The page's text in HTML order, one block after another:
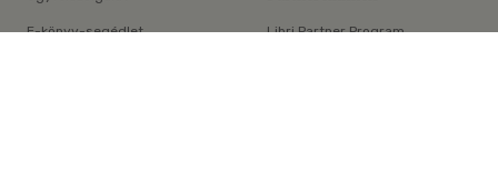
×
E-könyv-segédlet Libri Partner Program